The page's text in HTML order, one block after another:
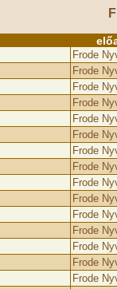
Frode
Frode
Frode
Frode
Frode
Frode
Frode
Frode
Frode
Frode
Frode
Frode
Frode
Frode
Frode